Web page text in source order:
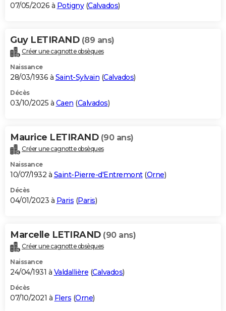
BONS PLANS
Carte de Noël
Carte Bonne année
Carte Saint-Valentin
Carte Pâques
Carte d'anniversaire
DICTIONNAIRE
Dictionnaire
Biographies
Citations
Expressions
Proverbes
PROGRAMME TV
S'inscrire
Se connecter
Lycées
Collèges
Primaires
Universités
Entreprises
Service militaire
Avis de recherche
AVIS DE DÉCÈS
Bricolage
Lifestyle
Culture
Sport
Auto
Television
Voyage
Cinema
07/05/2026 à Potigny(Calvados)
Guy LETIRAND (89 ans)
Créer une cagnotte obsèques
Naissance
28/03/1936 à Saint-Sylvain (Calvados)
Décès
03/10/2025 à Caen (Calvados)
Maurice LETIRAND (90 ans)
Créer une cagnotte obsèques
Naissance
10/07/1932 à Saint-Pierre-d'Entremont(Orne)
Décès
04/01/2023 à Paris (Paris)
Marcelle LETIRAND (90 ans)
Créer une cagnotte obsèques
Naissance
24/04/1931 à Valdallière (Calvados)
Décès
07/10/2021 à Flers (Orne)